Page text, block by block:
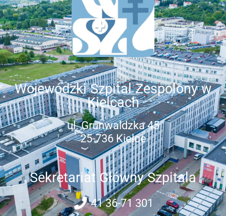
Wojewódzki Szpital Zespolony w
Kielcach
ul. Grunwaldzka 45
25-736 Kielce
Sekretariat Główny Szpitala
41 36-71 301